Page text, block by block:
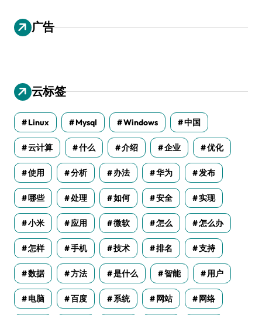
广告
云标签
Linux Mysql Windows 中国
云计算 什么 介绍 企业 优化
使用 分析 办法 华为 发布
哪些 处理 如何 安全 实现
小米 应用 微软 怎么 怎么办
怎样 手机 技术 排名 支持
数据 方法 是什么 智能 用户
电脑 百度 系统 网站 网络